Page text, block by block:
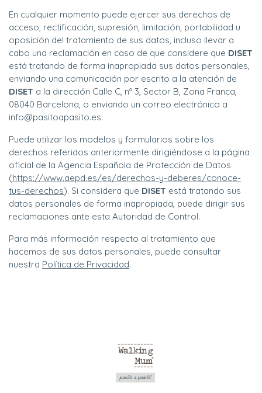
En cualquier momento puede ejercer sus derechos de
acceso, rectificación, supresión, limitación, portabilidad u
oposición del tratamiento de sus datos, incluso llevar a
cabo una reclamación en caso de que considere que DISET
está tratando de forma inapropiada sus datos personales,
enviando una comunicación por escrito a la atención de
DISET a la dirección Calle C, nº 3, Sector B, Zona Franca,
08040 Barcelona, o enviando un correo electrónico a
info@pasitoapasito.es.
Puede utilizar los modelos y formularios sobre los
derechos referidos anteriormente dirigiéndose a la página
oficial de la Agencia Española de Protección de Datos
(https://www.aepd.es/es/derechos-y-deberes/conoce-
tus-derechos). Si considera que DISET está tratando sus
datos personales de forma inapropiada, puede dirigir sus
reclamaciones ante esta Autoridad de Control.
Para más información respecto al tratamiento que
hacemos de sus datos personales, puede consultar
nuestra Política de Privacidad.